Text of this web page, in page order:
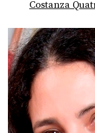
Costanza